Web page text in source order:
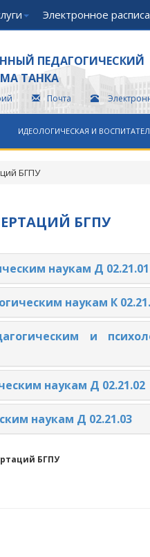
Электронное
ПЕДАГОГИЧЕСКИЙ
ТАНКА
Почта
ИДЕОЛОГИЧЕСКАЯ И
БГПУ
БГПУ
наукам Д 02.21.01
наукам К
и
наукам Д 02.21.02
наукам Д 02.21.03
БГПУ